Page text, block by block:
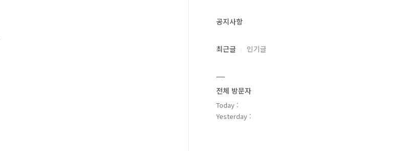
공지사항
최근글 인기글
전체 방문자
Today :
Yesterday :